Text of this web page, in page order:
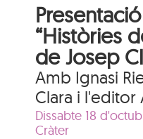
“Històries
de Josep
Amb Ignasi
Clara i l'editor
Dissabte 18
Cràter